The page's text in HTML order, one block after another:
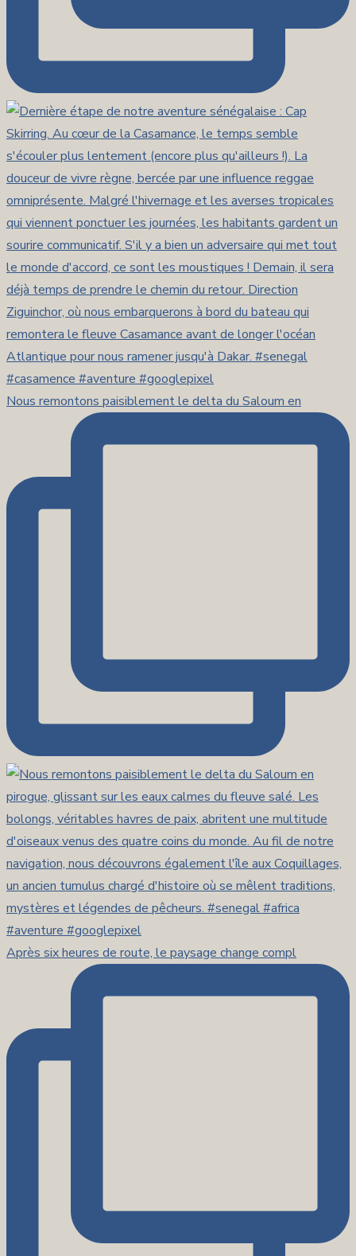
Nous remontons paisiblement le delta du Saloum en
Après six heures de route, le paysage change compl